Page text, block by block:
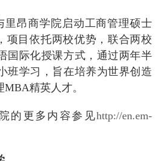
里昂商学院启动工商管理硕士
，项目依托两校优势，联合两校
国际化授课方式，通过两年半
班学习，旨在培养为世界创造
MBA精英人才。
的更多内容参见http://en.em-